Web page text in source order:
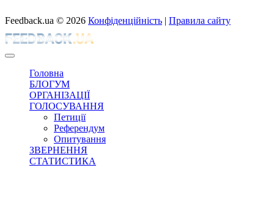
Feedback.ua © 2026 Конфіденційність Правила сайту
Головна
БЛОГУМ
ОРГАНІЗАЦІЇ
ГОЛОСУВАННЯ
Петиції
Референдум
Опитування
ЗВЕРНЕННЯ
СТАТИСТИКА